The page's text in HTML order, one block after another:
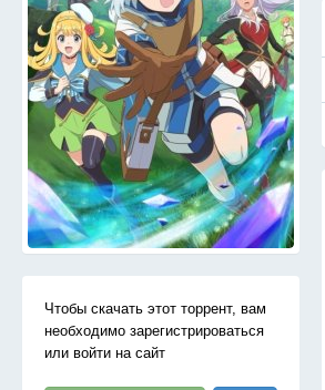
Чтобы скачать этот торрент, вам
необходимо зарегистрироваться
или войти на сайт